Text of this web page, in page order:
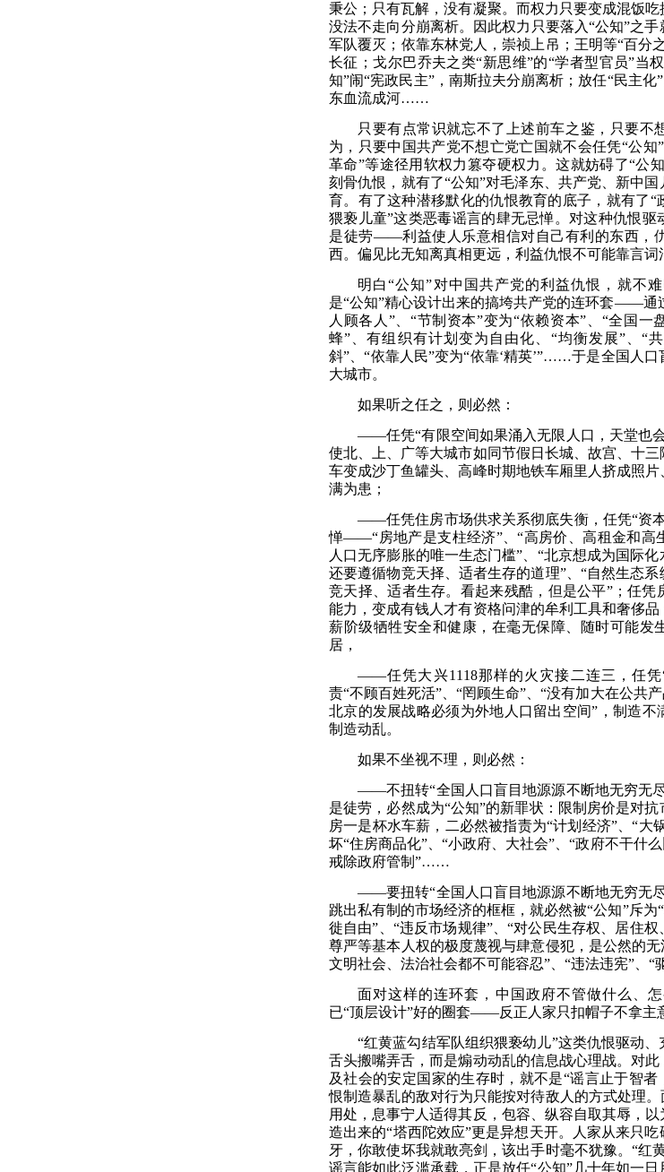
秉公 ； 只有瓦解，没有凝聚。而权力只要变成混饭
没法不走向分崩离析。因此权力只要落入“公知”之
军队覆灭 ； 依靠东林党人，崇祯上吊 ； 王明等“百分
长征 ； 戈尔巴乔夫之类“新思维”的“学者型官员”当
知”闹“宪政民主”，南斯拉夫分崩离析 ； 放任“民主化
东血流成河……
只要有点常识就忘不了上述前车之鉴，只要不
为，只要中国共产党不想亡党亡国就不会任凭“公
革命”等途径用软权力篡夺硬权力。这就妨碍了“公
刻骨仇恨，就有了“公知”对毛泽东、共产党、新中
育。有了这种潜移默化的仇恨教育的底子，就有了
猥亵儿童”这类恶毒谣言的肆无忌惮。对这种仇恨
是徒劳——利益使人乐意相信对自己有利的东西，
西。偏见比无知离真相更远，利益仇恨不可能靠言词
明白“公知”对中国共产党的利益仇恨，就不
是“公知”精心设计出来的搞垮共产党的连环套——通
人顾各人”、“节制资本”变为“依赖资本”、“全国一
蜂”、有组织有计划变为自由化、“均衡发展”、“
斜”、“依靠人民”变为“依靠‘精英’”……于是全国人
大城市。
如果听之任之，则必然：
——任凭“有限空间如果涌入无限人口，天堂也
使北、上、广等大城市如同节假日长城、故宫、十
车变成沙丁鱼罐头、高峰时期地铁车厢里人挤成照
满为患 ；
——任凭住房市场供求关系彻底失衡，任凭“资
惮——“房地产是支柱经济”、“高房价、高租金和高
人口无序膨胀的唯一生态门槛”、“北京想成为国际
还要遵循物竞天择、适者生存的道理”、“自然生态
竞天择、适者生存。看起来残酷，但是公平”； 任凭
能力，变成有钱人才有资格问津的牟利工具和奢侈品
薪阶级牺牲安全和健康，在毫无保障、随时可能发
居，
——任凭大兴1118那样的火灾接二连三，任
责“不顾百姓死活”、“罔顾生命”、“没有加大在公共
北京的发展战略必须为外地人口留出空间”，制造不
制造动乱。
如果不坐视不理，则必然：
——不扭转“全国人口盲目地源源不断地无穷无
是徒劳，必然成为“公知”的新罪状：限制房价是对
房一是杯水车薪，二必然被指责为“计划经济”、“大
坏“住房商品化”、“小政府、大社会”、“政府不干什
戒除政府管制”……
——要扭转“全国人口盲目地源源不断地无穷无
跳出私有制的市场经济的框框，就必然被“公知”斥为
徙自由”、“违反市场规律”、“对公民生存权、居住
尊严等基本人权的极度蔑视与肆意侵犯，是公然的
文明社会、法治社会都不可能容忍”、“违法违宪”、
面对这样的连环套，中国政府不管做什么、
已“顶层设计”好的圈套——反正人家只扣帽子不拿主
“红黄蓝勾结军队组织猥亵幼儿”这类仇恨驱动
舌头搬嘴弄舌，而是煽动动乱的信息战心理战。对
及社会的安定国家的生存时，就不是“谣言止于智
恨制造暴乱的敌对行为只能按对待敌人的方式处理
用处，息事宁人适得其反，包容、纵容自取其辱，
造出来的“塔西陀效应”更是异想天开。人家从来只
牙，你敢使坏我就敢亮剑，该出手时毫不犹豫。“红
谣言能如此泛滥承载，正是放任“公知”几十年如一